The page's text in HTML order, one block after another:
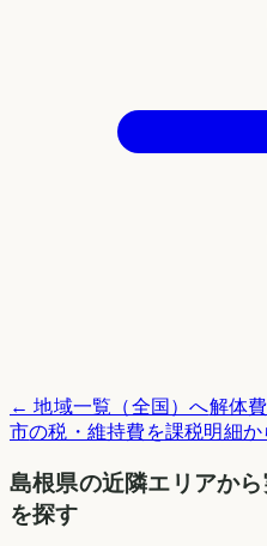
← 地域一覧（全国）へ解体
市の税・維持費を課税明細か
島根県の近隣エリアか
を探す